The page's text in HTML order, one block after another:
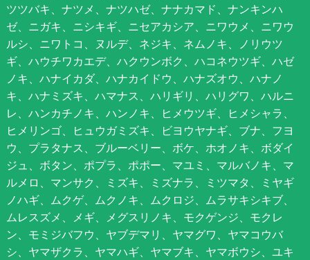
ツツバキ、ナツメ、ナツハゼ、ナナカマド、ナンキンハ
ゼ、ニガキ、ニシキギ、ニセアカシア、ニワウメ、ニワウ
ルシ、ニワトコ、ヌルデ、ネジキ、ネムノキ、ノリウツ
ギ、ハウチワカエデ、ハクウンボク、ハコネウツギ、ハゼ
ノキ、ハナイカダ、ハナカイドウ、ハナズオウ、ハナノ
キ、ハナミズキ、ハマナス、ハリギリ、ハリグワ、ハルニ
レ、ハンカチノキ、ハンノキ、ヒメウツギ、ヒメシャラ、
ヒメリンゴ、ヒュウガミズキ、ビヨウヤナギ、ブナ、フヨ
ウ、プラタナス、ブルーベリー、ボケ、ホオノキ、ボダイ
ジュ、ボタン、ポプラ、ポポー、マユミ、マルバノキ、マ
ルメロ、マンサク、ミズキ、ミズナラ、ミツマタ、ミヤギ
ノハギ、ムクゲ、ムクノキ、ムクロジ、ムラサキシキブ、
ムレスズメ、メギ、メグスリノキ、モクゲンジ、モクレ
ン、モミジバフウ、ヤブデマリ、ヤマグワ、ヤマコウバ
シ、ヤマザクラ、ヤマハギ、ヤマブキ、ヤマボウシ、ユキ